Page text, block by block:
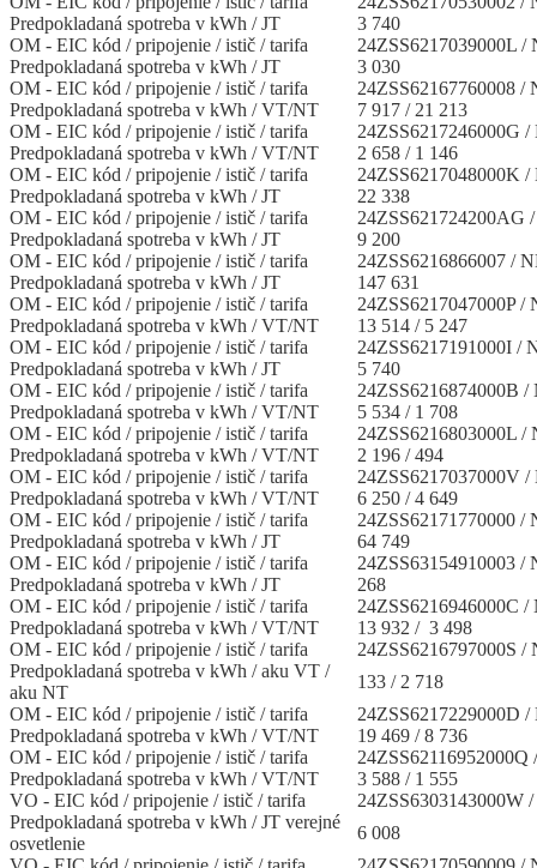
Predpokladaná spotreba v kWh / JT
3 740
OM - EIC kód / pripojenie / istič / tarifa
24ZSS6217039000L /
Predpokladaná spotreba v kWh / JT
3 030
OM - EIC kód / pripojenie / istič / tarifa
24ZSS62167760008 /
Predpokladaná spotreba v kWh / VT/NT
7 917 / 21 213
OM - EIC kód / pripojenie / istič / tarifa
24ZSS6217246000G
Predpokladaná spotreba v kWh / VT/NT
2 658 / 1 146
OM - EIC kód / pripojenie / istič / tarifa
24ZSS6217048000K
Predpokladaná spotreba v kWh / JT
22 338
OM - EIC kód / pripojenie / istič / tarifa
24ZSS621724200AG
Predpokladaná spotreba v kWh / JT
9 200
OM - EIC kód / pripojenie / istič / tarifa
24ZSS6216866007 /
Predpokladaná spotreba v kWh / JT
147 631
OM - EIC kód / pripojenie / istič / tarifa
24ZSS6217047000P /
Predpokladaná spotreba v kWh / VT/NT
13 514 / 5 247
OM - EIC kód / pripojenie / istič / tarifa
24ZSS6217191000I /
Predpokladaná spotreba v kWh / JT
5 740
OM - EIC kód / pripojenie / istič / tarifa
24ZSS6216874000B
Predpokladaná spotreba v kWh / VT/NT
5 534 / 1 708
OM - EIC kód / pripojenie / istič / tarifa
24ZSS6216803000L /
Predpokladaná spotreba v kWh / VT/NT
2 196 / 494
OM - EIC kód / pripojenie / istič / tarifa
24ZSS6217037000V
Predpokladaná spotreba v kWh / VT/NT
6 250 / 4 649
OM - EIC kód / pripojenie / istič / tarifa
24ZSS62171770000 /
Predpokladaná spotreba v kWh / JT
64 749
OM - EIC kód / pripojenie / istič / tarifa
24ZSS63154910003 /
Predpokladaná spotreba v kWh / JT
268
OM - EIC kód / pripojenie / istič / tarifa
24ZSS6216946000C
Predpokladaná spotreba v kWh / VT/NT
13 932 / 3 498
OM - EIC kód / pripojenie / istič / tarifa
24ZSS6216797000S /
Predpokladaná spotreba v kWh / aku VT /
aku NT
133 / 2 718
OM - EIC kód / pripojenie / istič / tarifa
24ZSS6217229000D
Predpokladaná spotreba v kWh / VT/NT
19 469 / 8 736
OM - EIC kód / pripojenie / istič / tarifa
Predpokladaná spotreba v kWh / VT/NT
3 588 / 1 555
VO - EIC kód / pripojenie / istič / tarifa
24ZSS6303143000W
Predpokladaná spotreba v kWh / JT verejné
osvetlenie
6 008